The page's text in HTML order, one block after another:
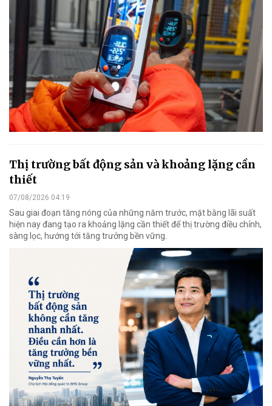
Thị trường bất động sản và khoảng lặng cần
thiết
07/08/2026 04:19
Sau giai đoạn tăng nóng của những năm trước, mặt bằng lãi suất
hiện nay đang tạo ra khoảng lặng cần thiết để thị trường điều chỉnh,
sàng lọc, hướng tới tăng trưởng bền vững.